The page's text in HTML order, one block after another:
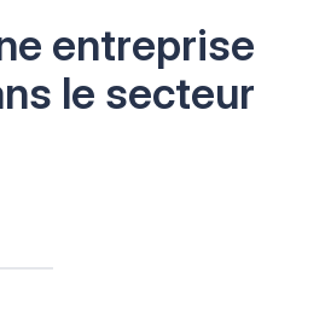
entreprise
le secteur